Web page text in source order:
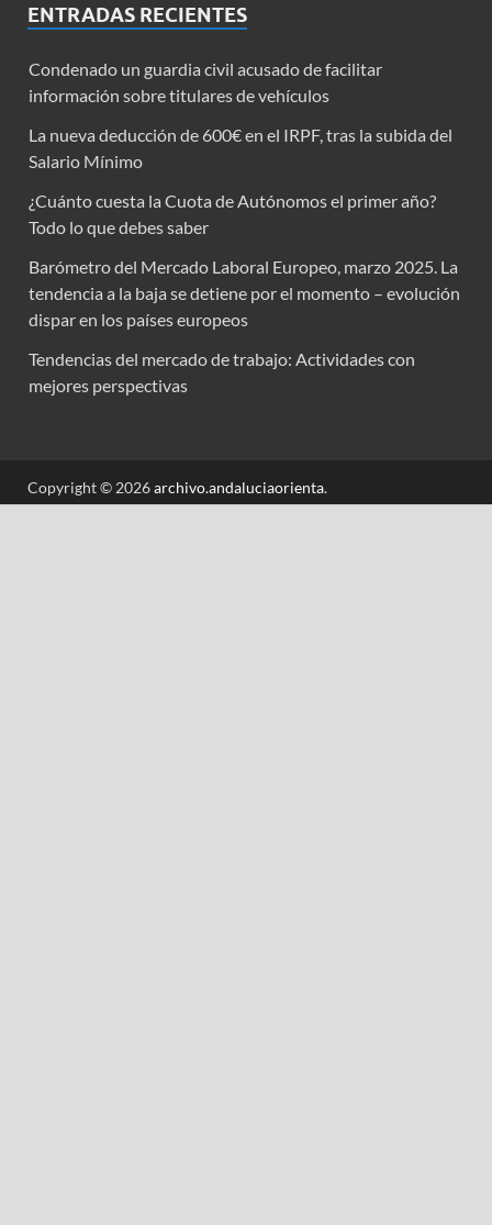
ENTRADAS RECIENTES
Condenado un guardia civil acusado de facilitar
información sobre titulares de vehículos
La nueva deducción de 600€ en el IRPF, tras la subida del
Salario Mínimo
¿Cuánto cuesta la Cuota de Autónomos el primer año?
Todo lo que debes saber
Barómetro del Mercado Laboral Europeo, marzo 2025. La
tendencia a la baja se detiene por el momento – evolución
dispar en los países europeos
Tendencias del mercado de trabajo: Actividades con
mejores perspectivas
Copyright © 2026archivo.andaluciaorienta.